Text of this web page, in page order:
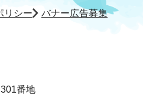
リシー バナー広告募集
番地